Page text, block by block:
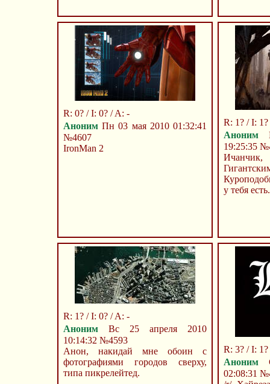
R: 0? / I: 0? / A: -
Аноним Пн 03 мая 2010 01:32:41
№4607
IronMan 2
R: 1? / I:
Аноним
19:25:35
у тебя
R: 1? / I: 0? / A: -
Аноним Вс 25 апреля 2010
10:14:32 №4593
Анон, накидай мне обоин с
фотографиями городов сверху,
типа пикрелейтед.
R: 3? / I:
Аноним
02:08:31